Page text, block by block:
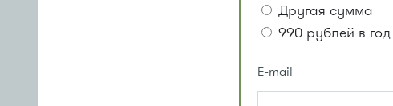
Другая сумма
990 рублей в год
E-mail